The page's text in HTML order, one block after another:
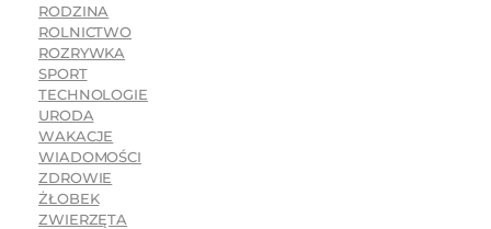
RODZINA
ROLNICTWO
ROZRYWKA
SPORT
TECHNOLOGIE
URODA
WAKACJE
WIADOMOŚCI
ZDROWIE
ŻŁOBEK
ZWIERZĘTA